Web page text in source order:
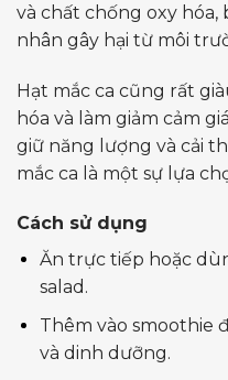
và chất chống oxy hóa,
nhân gây hại từ môi
Hạt mắc ca cũng rất
hóa và làm giảm cảm
giữ năng lượng và cải
mắc ca là một sự lựa
Cách sử dụng
Ăn trực tiếp hoặc
salad.
Thêm vào smoothie
và dinh dưỡng.